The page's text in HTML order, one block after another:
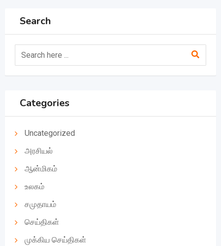
Search
Categories
Uncategorized
அரசியல்
ஆன்மிகம்
உலகம்
சமுதாயம்
செய்திகள்
முக்கிய செய்திகள்